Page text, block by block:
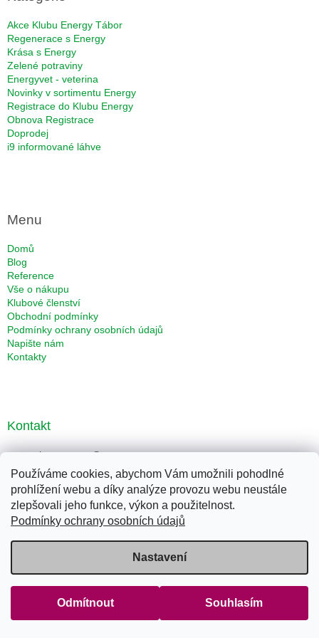
Používáme cookies, abychom Vám umožnili pohodlné
prohlížení webu a díky analýze provozu webu neustále
zlepšovali jeho funkce, výkon a použitelnost.
Podmínky ochrany osobních údajů
Nastavení
Odmítnout Souhlasím
Akce Klubu Energy Tábor
Regenerace s Energy
Krása s Energy
Zelené potraviny
Energyvet - veterina
Novinky v sortimentu Energy
Registrace do Klubu Energy
Obnova Registrace
Doprodej
i9 informované láhve
Menu
Domů
Blog
Reference
Vše o nákupu
Klubové členství
Obchodní podmínky
Podmínky ochrany osobních údajů
Napište nám
Kontakty
Kontakt
eshop-energy@seznam.cz
607 143 908
Facebook
klubenergytabor
Vložte svůj e-mail a my vám budeme zasílat informace o nových
produktech na našem e-shopu.